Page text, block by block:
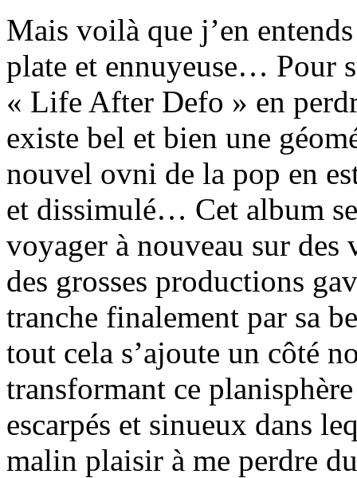
Mais voilà que j’en
plate et ennuyeuse… Pour
« Life After Defo » en
existe bel et bien une
nouvel ovni de la pop en
et dissimulé… Cet album
voyager à nouveau sur des
des grosses productions
tranche finalement par sa
tout cela s’ajoute un côté
transformant ce
escarpés et sinueux dans
malin plaisir à me perdre